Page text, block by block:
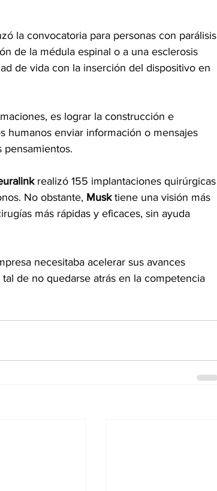
la convocatoria para personas con parálisis
de la médula espinal o a una esclerosis
de vida con la inserción del dispositivo en
es lograr la construcción e
humanos enviar información o mensajes
pensamientos.
realizó 155 implantaciones quirúrgicas
No obstante, Musk tiene una visión más
más rápidas y eficaces, sin ayuda
necesitaba acelerar sus avances
de no quedarse atrás en la competencia